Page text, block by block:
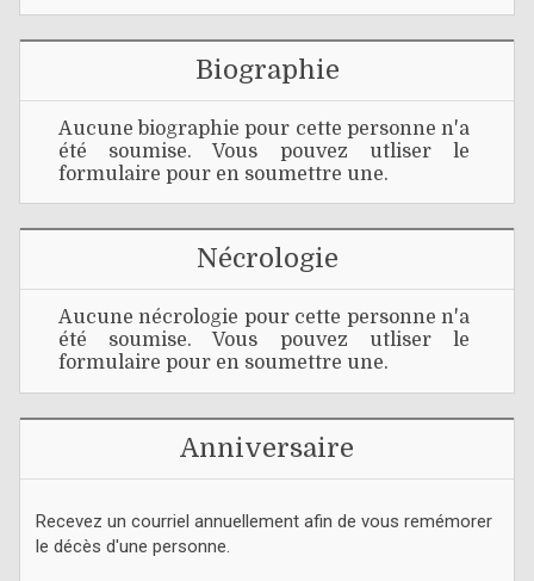
Biographie
Aucune biographie pour cette personne n'a
été soumise. Vous pouvez utliser le
formulaire pour en soumettre une.
Nécrologie
Aucune nécrologie pour cette personne n'a
été soumise. Vous pouvez utliser le
formulaire pour en soumettre une.
Anniversaire
Recevez un courriel annuellement afin de vous remémorer
le décès d'une personne.